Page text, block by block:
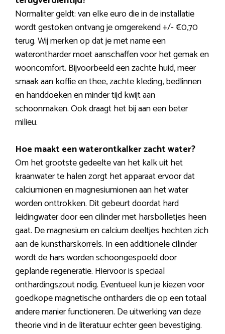
Normaliter geldt: van elke euro die in de installatie
wordt gestoken ontvang je omgerekend +/- €0,70
terug. Wij merken op dat je met name een
waterontharder moet aanschaffen voor het gemak en
wooncomfort. Bijvoorbeeld een zachte huid, meer
smaak aan koffie en thee, zachte kleding, bedlinnen
en handdoeken en minder tijd kwijt aan
schoonmaken. Ook draagt het bij aan een beter
milieu.
Hoe maakt een waterontkalker zacht water?
Om het grootste gedeelte van het kalk uit het
kraanwater te halen zorgt het apparaat ervoor dat
calciumionen en magnesiumionen aan het water
worden onttrokken. Dit gebeurt doordat hard
leidingwater door een cilinder met harsbolletjes heen
gaat. De magnesium en calcium deeltjes hechten zich
aan de kunstharskorrels. In een additionele cilinder
wordt de hars worden schoongespoeld door
geplande regeneratie. Hiervoor is speciaal
onthardingszout nodig. Eventueel kun je kiezen voor
goedkope magnetische ontharders die op een totaal
andere manier functioneren. De uitwerking van deze
theorie vind in de literatuur echter geen bevestiging.